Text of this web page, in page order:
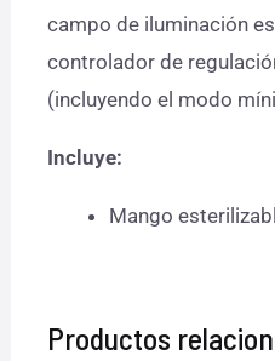
campo de iluminación
controlador de
(incluyendo el modo
Incluye:
Mango
Productos